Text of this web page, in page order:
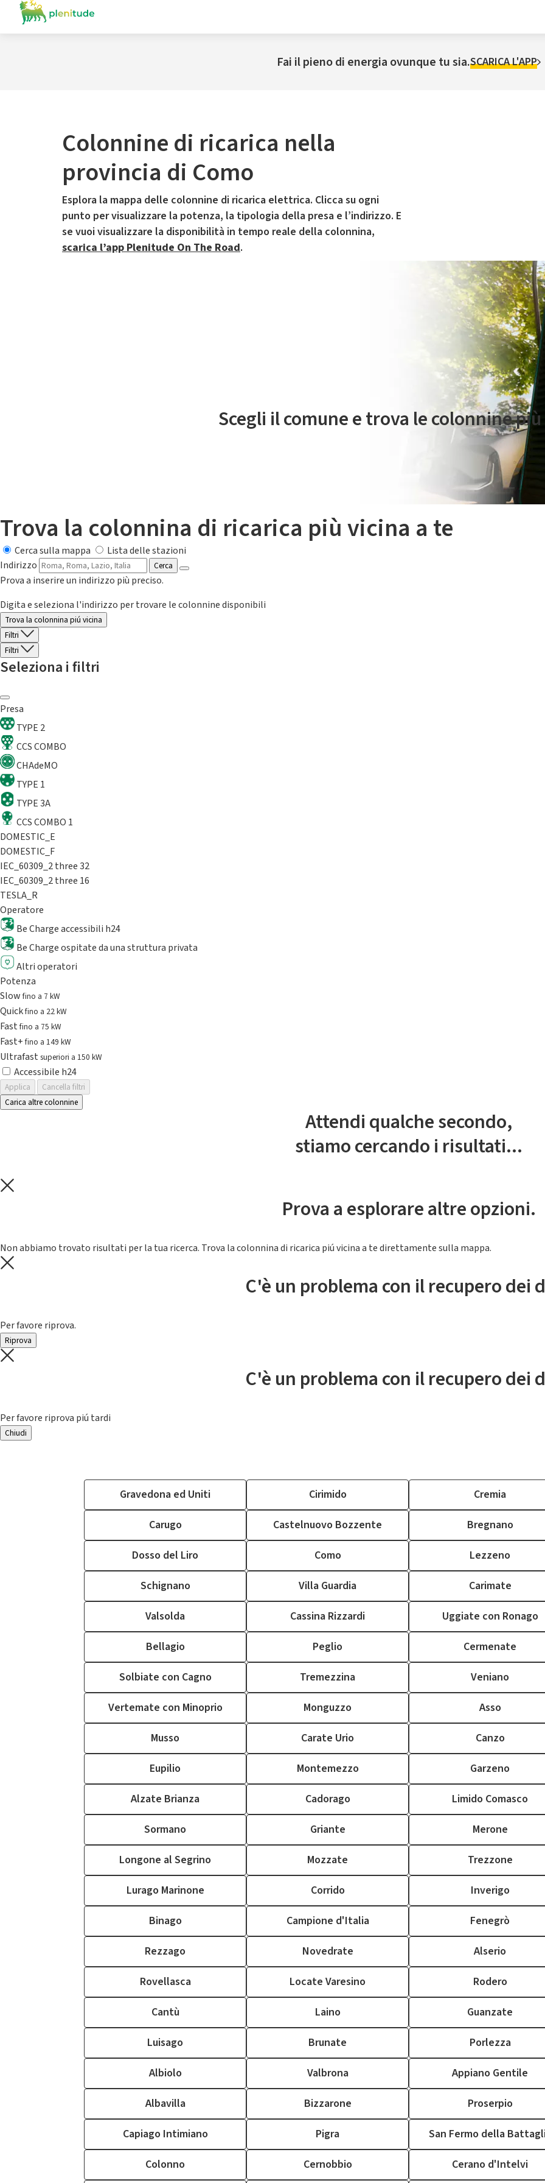
Fai il pieno di energia ovunque tu sia.SCARICA L'APP
Colonnine di ricarica nella
provincia di Como
Esplora la mappa delle colonnine di ricarica elettrica. Clicca su ogni
punto per visualizzare la potenza, la tipologia della presa e l’indirizzo. E
se vuoi visualizzare la disponibilità in tempo reale della colonnina,
scarica l’app Plenitude On The Road.
Il servizio di mobilità elettrica è gestito da Plenitude On The Road
Scegli il comune e trova le colonnine
Trova la colonnina di ricarica più vicina a te
Cerca sulla mappa
Lista delle stazioni
Indirizzo
Cerca
Prova a inserire un indirizzo più preciso.
Digita e seleziona l'indirizzo per trovare le colonnine disponibili
Trova la colonnina piú vicina
Filtri
Filtri
Seleziona i filtri
Presa
TYPE 2
CCS COMBO
CHAdeMO
TYPE 1
TYPE 3A
CCS COMBO 1
DOMESTIC_E
DOMESTIC_F
IEC_60309_2 three 32
IEC_60309_2 three 16
TESLA_R
Operatore
Be Charge accessibili h24
Be Charge ospitate da una struttura privata
Altri operatori
Potenza
Slowfino a 7 kW
Quickfino a 22 kW
Fastfino a 75 kW
Fast+fino a 149 kW
Ultrafast superiori a 150 kW
Accessibile h24
Applica
Cancella filtri
Carica altre colonnine
Attendi qualche secondo,
stiamo cercando i risultati...
Prova a esplorare altre opzioni.
Non abbiamo trovato risultati per la tua ricerca. Trova la colonnina di ricarica piú vicina a te direttamente sulla mappa.
C'è un problema con il recupero dei
Per favore riprova.
Riprova
C'è un problema con il recupero dei
Per favore riprova piú tardi
Chiudi
Gravedona ed Uniti Cirimido
Cremia
Carugo
Castelnuovo Bozzente
Bregnano
Dosso del Liro
Como
Lezzeno
Schignano
Villa Guardia
Carimate
Valsolda
Cassina Rizzardi
Uggiate con Ronago
Bellagio
Peglio
Cermenate
Solbiate con Cagno
Tremezzina
Veniano
Vertemate con Minoprio
Monguzzo
Asso
Musso
Carate Urio
Canzo
Eupilio
Montemezzo
Garzeno
Alzate Brianza
Cadorago
Limido Comasco
Sormano
Griante
Merone
Longone al Segrino
Mozzate
Trezzone
Lurago Marinone
Corrido
Inverigo
Binago
Campione d'Italia
Fenegrò
Rezzago
Novedrate
Alserio
Rovellasca
Locate Varesino
Rodero
Cantù
Laino
Guanzate
Luisago
Brunate
Porlezza
Albiolo
Valbrona
Appiano Gentile
Albavilla
Bizzarone
Proserpio
Capiago Intimiano
Pigra
San Fermo della
Colonno
Cernobbio Cerano d'Intelvi